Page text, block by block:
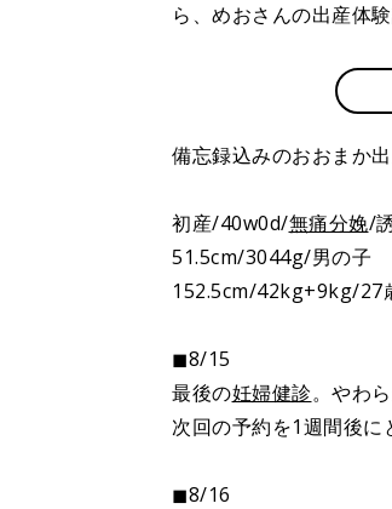
ら、めおさんの出産体
備忘録込みのおおまか
初産/40w0d/無痛分娩/
51.5cm/3044g/男の子
152.5cm/42kg+9kg/27
◼︎8/15
最後の妊婦健診。やわ
次回の予約を1週間後に
◼︎8/16